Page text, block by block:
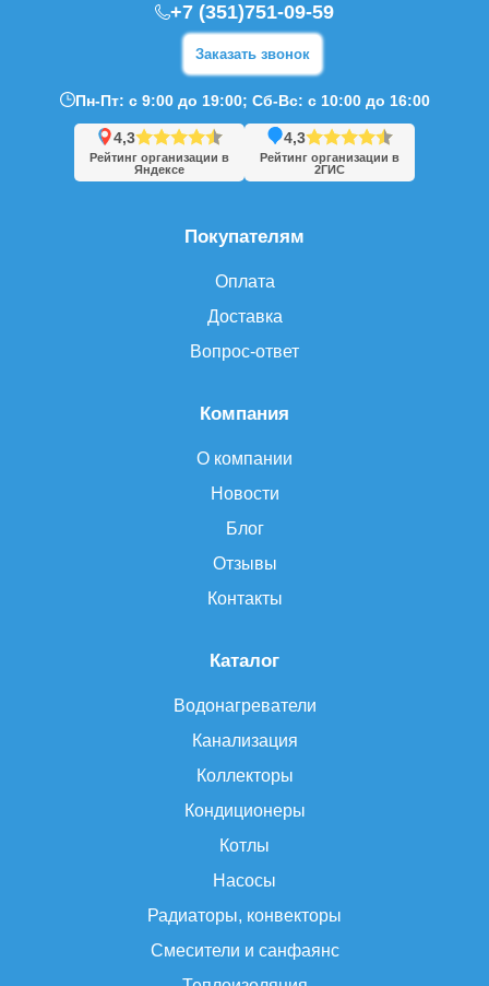
Каталог
Водонагреватели
Канализация
Коллекторы
Кондиционеры
Котлы
Насосы
Радиаторы, конвекторы
Смесители и санфаянс
Компания
О компании
Новости
Блог
Отзывы
Контакты
Покупателям
Оплата
Доставка
Вопрос-ответ
+7 (351)751-09-59
Заказать звонок
Пн-Пт: с 9:00 до 19:00; Сб-Вс: с 10:00 до 16:00
4,3
Рейтинг организации в
Яндексе
4,3
Рейтинг организации в
2ГИС